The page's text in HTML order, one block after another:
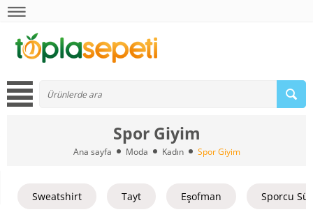
Spor Giyim
Ana sayfa Moda Kadın Spor Giyim
Sweatshirt Tayt Eşofman Sporcu